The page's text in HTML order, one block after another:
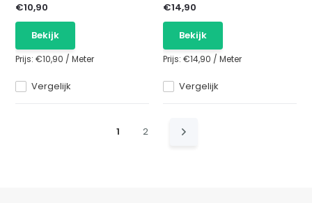
Vergelijk
€10,90
Bekijk
Prijs:€10,90 /Meter
Vergelijk
€14,90
Bekijk
Prijs: €14,90 / Meter
1 2